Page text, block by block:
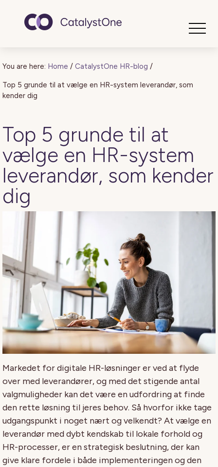
You are here: Home / CatalystOne HR-blog /
Top 5 grunde til at vælge en HR-system leverandør, som
kender dig
Top 5 grunde til at
vælge en HR-system
leverandør, som kender
dig
Markedet for digitale HR-løsninger er ved at flyde
over med leverandører, og med det stigende antal
valgmuligheder kan det være en udfordring at finde
den rette løsning til jeres behov. Så hvorfor ikke tage
udgangspunkt i noget nært og velkendt? At vælge en
leverandør med dybt kendskab til lokale forhold og
HR-processer, er en strategisk beslutning, der kan
give klare fordele i både implementeringen og den